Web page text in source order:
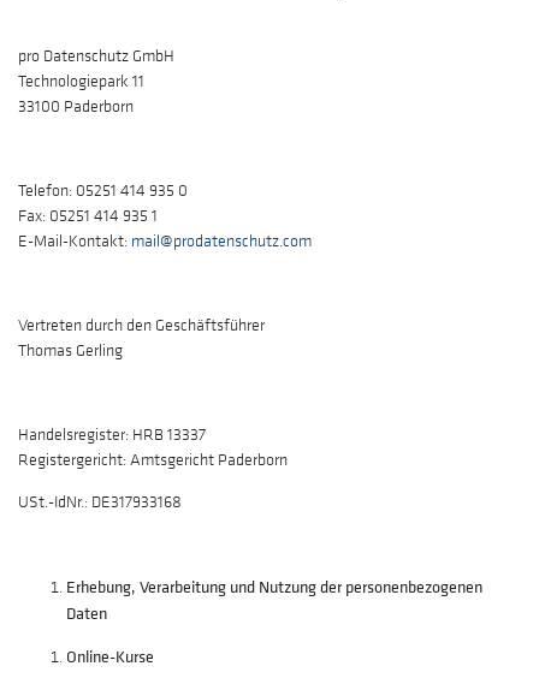
pro Datenschutz GmbH
Technologiepark 11
33100 Paderborn
Telefon: 05251 414 935 0
Fax: 05251 414 935 1
E-Mail-Kontakt: mail@prodatenschutz.com
Vertreten durch den Geschäftsführer
Thomas Gerling
Handelsregister: HRB 13337
Registergericht: Amtsgericht Paderborn
USt.-IdNr.: DE317933168
Erhebung, Verarbeitung und Nutzung der personenbezogenen
Daten
Online-Kurse